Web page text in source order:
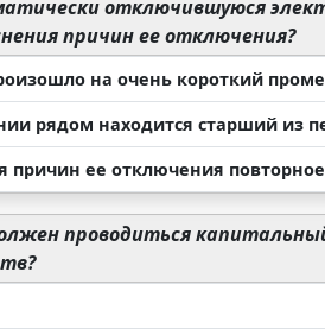
отключившуюся
причин ее отключения?
на очень короткий
рядом находится старший из
причин ее отключения
проводиться